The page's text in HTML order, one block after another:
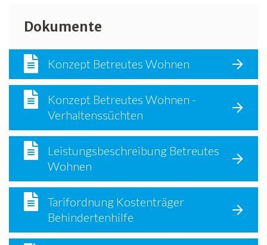
Dokumente
Konzept Betreutes Wohnen
Konzept Betreutes Wohnen -
Verhaltenssüchten
Leistungsbeschreibung Betreutes
Wohnen
Tarifordnung Kostenträger
Behindertenhilfe